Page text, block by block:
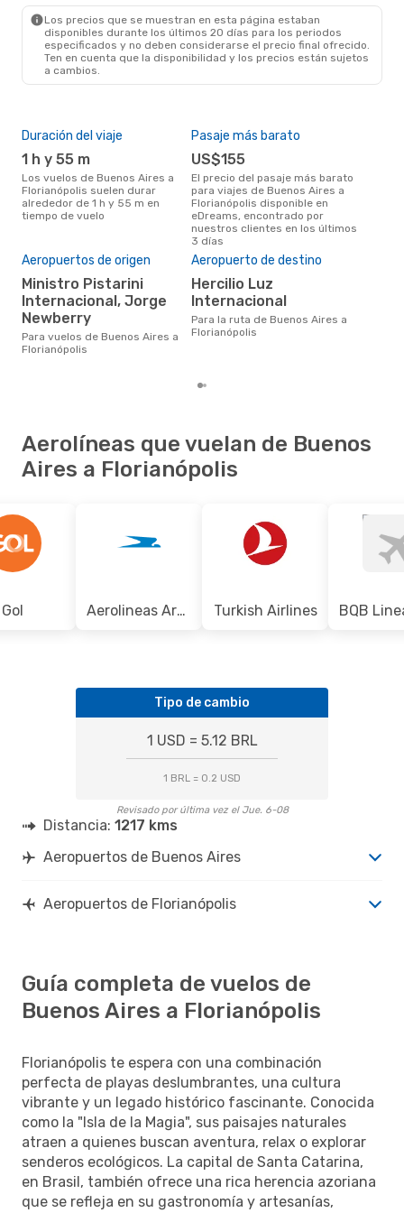
Los precios que se muestran en esta página estaban
disponibles durante los últimos 20 días para los periodos
especificados y no deben considerarse el precio final ofrecido.
Ten en cuenta que la disponibilidad y los precios están sujetos
a cambios.
Duración del viaje
1 h y 55 m
Los vuelos de Buenos Aires a
Florianópolis suelen durar
alrededor de 1 h y 55 m en
tiempo de vuelo
Pasaje más barato
US$155
El precio del pasaje más barato
para viajes de Buenos Aires a
Florianópolis disponible en
eDreams, encontrado por
nuestros clientes en los últimos
3 días
Aeropuertos de origen
Ministro Pistarini
Internacional, Jorge
Newberry
Para vuelos de Buenos Aires a
Florianópolis
Aeropuerto de destino
Hercilio Luz
Internacional
Para la ruta de Buenos Aires a
Florianópolis
Aerolíneas que vuelan de Buenos
Aires a Florianópolis
Gol Aerolineas Argentinas Turkish Airlines
Tipo de cambio
1 USD = 5.12 BRL
1 BRL = 0.2 USD
Revisado por última vez el Jue. 6-08
Distancia: 1217 kms
Aeropuertos de Buenos Aires
Aeropuertos de Florianópolis
Guía completa de vuelos de
Buenos Aires a Florianópolis
Florianópolis te espera con una combinación
perfecta de playas deslumbrantes, una cultura
vibrante y un legado histórico fascinante. Conocida
como la "Isla de la Magia", sus paisajes naturales
atraen a quienes buscan aventura, relax o explorar
senderos ecológicos. La capital de Santa Catarina,
en Brasil, también ofrece una rica herencia azoriana
que se refleja en su gastronomía y artesanías,